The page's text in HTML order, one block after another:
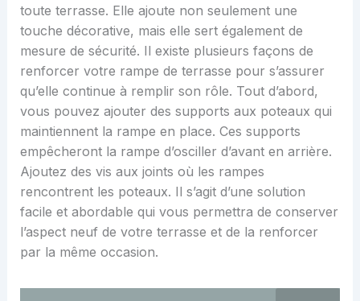
toute terrasse. Elle ajoute non seulement une
touche décorative, mais elle sert également de
mesure de sécurité. Il existe plusieurs façons de
renforcer votre rampe de terrasse pour s’assurer
qu’elle continue à remplir son rôle. Tout d’abord,
vous pouvez ajouter des supports aux poteaux qui
maintiennent la rampe en place. Ces supports
empêcheront la rampe d’osciller d’avant en arrière.
Ajoutez des vis aux joints où les rampes
rencontrent les poteaux. Il s’agit d’une solution
facile et abordable qui vous permettra de conserver
l’aspect neuf de votre terrasse et de la renforcer
par la même occasion.